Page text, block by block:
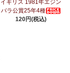
イギリス 1981年エジン
バラ公賞25年4種
120円(税込)